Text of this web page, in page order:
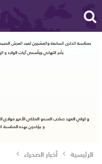
الرئيسية أخبار الصحراء